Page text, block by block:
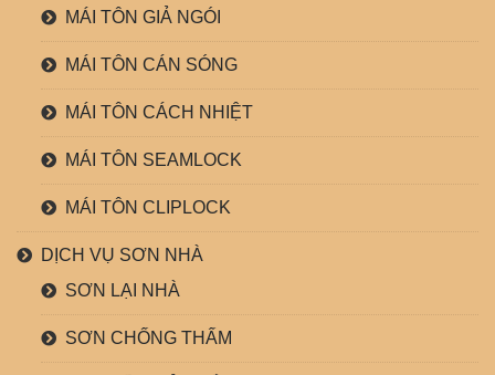
MÁI TÔN GIẢ NGÓI
MÁI TÔN CÁN SÓNG
MÁI TÔN CÁCH NHIỆT
MÁI TÔN SEAMLOCK
MÁI TÔN CLIPLOCK
DỊCH VỤ SƠN NHÀ
SƠN LẠI NHÀ
SƠN CHỐNG THẤM